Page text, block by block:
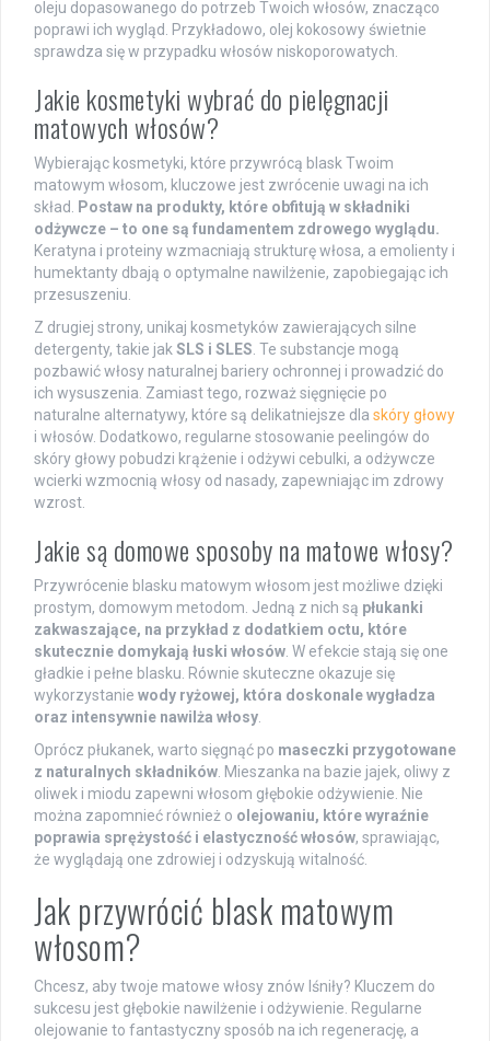
oleju dopasowanego do potrzeb Twoich włosów, znacząco
poprawi ich wygląd. Przykładowo, olej kokosowy świetnie
sprawdza się w przypadku włosów niskoporowatych.
Jakie kosmetyki wybrać do pielęgnacji
matowych włosów?
Wybierając kosmetyki, które przywrócą blask Twoim
matowym włosom, kluczowe jest zwrócenie uwagi na ich
skład. Postaw na produkty, które obfitują w składniki
odżywcze – to one są fundamentem zdrowego wyglądu.
Keratyna i proteiny wzmacniają strukturę włosa, a emolienty i
humektanty dbają o optymalne nawilżenie, zapobiegając ich
przesuszeniu.
Z drugiej strony, unikaj kosmetyków zawierających silne
detergenty, takie jak SLS i SLES . Te substancje mogą
pozbawić włosy naturalnej bariery ochronnej i prowadzić do
ich wysuszenia. Zamiast tego, rozważ sięgnięcie po
naturalne alternatywy, które są delikatniejsze dla skóry głowy
i włosów. Dodatkowo, regularne stosowanie peelingów do
skóry głowy pobudzi krążenie i odżywi cebulki, a odżywcze
wcierki wzmocnią włosy od nasady, zapewniając im zdrowy
wzrost.
Jakie są domowe sposoby na matowe włosy?
Przywrócenie blasku matowym włosom jest możliwe dzięki
prostym, domowym metodom. Jedną z nich są płukanki
zakwaszające, na przykład z dodatkiem octu, które
skutecznie domykają łuski włosów . W efekcie stają się one
gładkie i pełne blasku. Równie skuteczne okazuje się
wykorzystanie wody ryżowej, która doskonale wygładza
oraz intensywnie nawilża włosy
Oprócz płukanek, warto sięgnąć po maseczki przygotowane
z naturalnych składników . Mieszanka na bazie jajek, oliwy z
oliwek i miodu zapewni włosom głębokie odżywienie. Nie
można zapomnieć również o olejowaniu, które wyraźnie
poprawia sprężystość i elastyczność włosów, sprawiając,
że wyglądają one zdrowiej i odzyskują witalność.
Jak przywrócić blask matowym
włosom?
Chcesz, aby twoje matowe włosy znów lśniły? Kluczem do
sukcesu jest głębokie nawilżenie i odżywienie. Regularne
olejowanie to fantastyczny sposób na ich regenerację, a